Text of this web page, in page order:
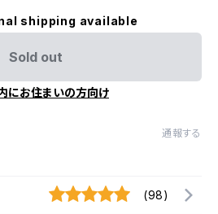
shipping available
Sold out
にお住まいの方向け
通報する
(98)